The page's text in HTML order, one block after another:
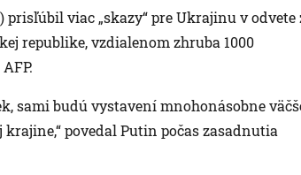
viac „skazy“ pre Ukrajinu v odvete
republike, vzdialenom zhruba 1000
sami budú vystavení mnohonásobne
povedal Putin počas zasadnutia